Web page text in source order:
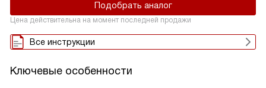
Подобрать аналог
Цена действительна на момент последней продажи
Все инструкции
Ключевые особенности